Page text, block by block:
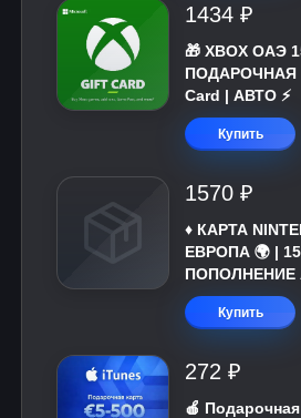
1434 ₽
🎁 XBOX ОАЭ
ПОДАРОЧНАЯ
Card | АВТО ⚡
Купить
1570 ₽
♦️ КАРТА
ЕВРОПА 🌍 | 15
ПОПОЛНЕНИЕ
Купить
272 ₽
🍎